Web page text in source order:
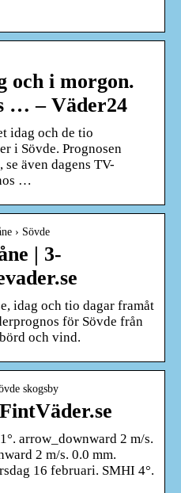
och i morgon.
… – Väder24
idag och de tio
i Sövde. Prognosen
även dagens TV-
…
› Sövde
| 3-
idag och tio dagar framåt
för Sövde från
och vind.
skogsby
arrow_downward 2 m/s.
2 m/s. 0.0 mm.
16 februari. SMHI 4°.